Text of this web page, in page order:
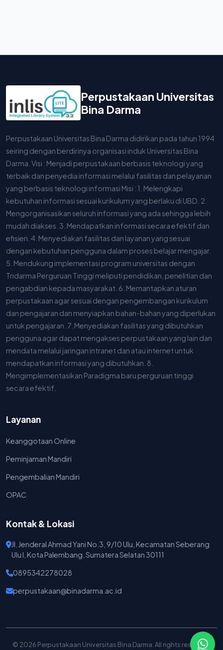
Perpustakaan Universitas
Bina Darma
Perpustakaan Universitas Bina Darma didirikan pada tahun 1994
seiring dengan berdirinya organisasi induk Universitas Bina
Darma. Visi : Menjadi perpustakaan berbasis teknologi yang
terbaik dan penyedia informasi melalui fasilitas dan pelayanan
yang berbasis teknologi informasi Misi : 1. Melengkapi
kebutuhan informasi sesuai kurikulum yang berlaku di UBD. 2.
Mengorganisasikan seluruh informasi yang ada sehingga lebih
mudah diakses. 3. Mendapatkan informasi secara efektif dan
efisien. 4. Menyediakan fasilitas dan layanan yang sesuai
dengan kebutuhan pengguna dalam proses belajar mengajar.
5. Mendukung implementasi program universitas dengan
Tridarma Perguruan Tinggi meliputi pendidikan, penelitian dan
pengabdian kepada masyarakat. 6. Memantapkan aturan
perpustakaan agar sesuai dengan pengembangan kurikulum
dan pengajaran dan menyiapkan bahan-bahan yang diperlukan
untuk pengajaran. 7. Menyediakan fasilitas yang dibutuhkan
pengguna agar dapat mengakses perpustakaan yang lain dan
mendata melalui jaringan intranet dan atau internet untuk
mendapatkan informasi yang dibutuhkan. 8.
Mengimplementasikan Paradigma baru perguruan tinggi
secara efektif.
Layanan
Keanggotaan Online
Peminjaman Mandiri
Pengembalian Mandiri
OPAC
Kontak & Lokasi
Jl. Jenderal Ahmad Yani No.3, 9/10 Ulu, Kecamatan Seberang
Ulu I, Kota Palembang, Sumatera Selatan 30111
0895342278028
perpustakaan@binadarma.ac.id
© 2026 Perpustakaan Universitas Bina Darma. All rights reserved.